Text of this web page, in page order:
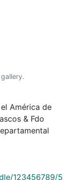
América de
& Fdo
123456789/5